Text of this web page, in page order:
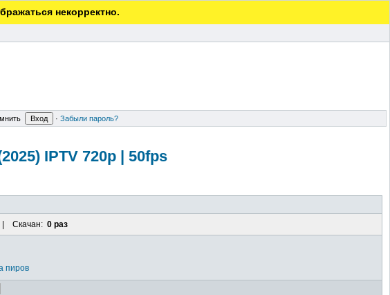
некорректно.
· Забыли пароль?
IPTV 720р | 50fps
| Скачан: 0 раз
пиров